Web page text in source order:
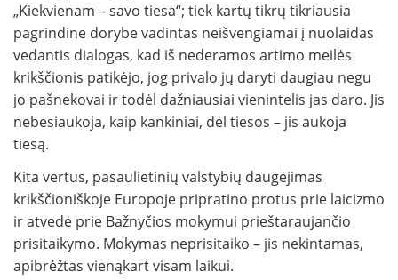
„Kiekvienam – savo tiesa“; tiek kartų tikrų tikriausia
pagrindine dorybe vadintas neišvengiamai į nuolaidas
vedantis dialogas, kad iš nederamos artimo meilės
krikščionis patikėjo, jog privalo jų daryti daugiau negu
jo pašnekovai ir todėl dažniausiai vienintelis jas daro. Jis
nebesiaukoja, kaip kankiniai, dėl tiesos – jis aukoja
tiesą.
Kita vertus, pasaulietinių valstybių daugėjimas
krikščioniškoje Europoje pripratino protus prie laicizmo
ir atvedė prie Bažnyčios mokymui prieštaraujančio
prisitaikymo. Mokymas neprisitaiko – jis nekintamas,
apibrėžtas vienąkart visam laikui.